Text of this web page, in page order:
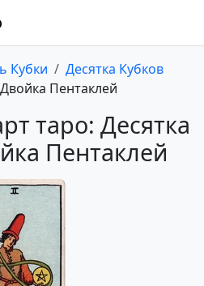
Кубки
Десятка Кубков
Двойка Пентаклей
таро: Десятка
Пентаклей